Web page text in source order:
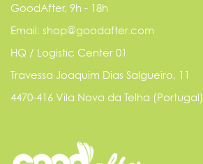
GoodAfter, 9h - 18h
Email: shop@goodafter.com
HQ / Logistic Center 01
Travessa Joaquim Dias Salgueiro, 11
4470-416 Vila Nova da Telha (Portugal)